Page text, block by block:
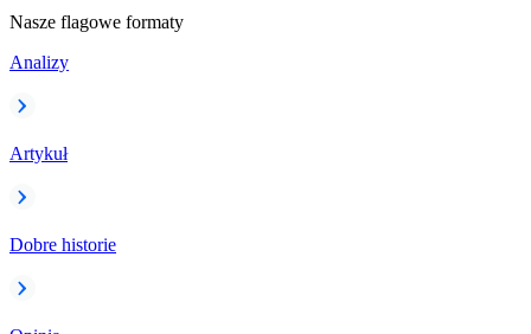
Nasze flagowe formaty
Analizy
Artykuł
Dobre historie